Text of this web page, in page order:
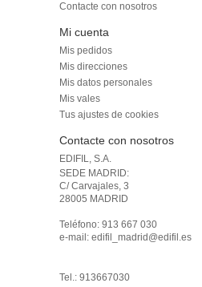
Contacte con nosotros
Mi cuenta
Mis pedidos
Mis direcciones
Mis datos personales
Mis vales
Tus ajustes de cookies
Contacte con nosotros
EDIFIL, S.A.
SEDE MADRID:
C/ Carvajales, 3
28005 MADRID
Teléfono: 913 667 030
e-mail: edifil_madrid@edifil.es
Tel.: 913667030